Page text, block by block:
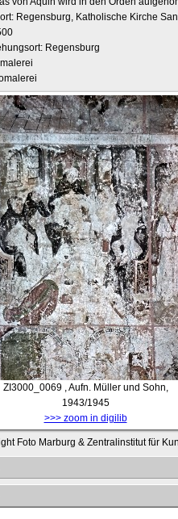
Regensburg, Katholische Kirche
Regensburg
ZI3000_0069 , Aufn. Müller und Sohn,
1943/1945
>>> zoom in digilib
Foto Marburg & Zentralinstitut für